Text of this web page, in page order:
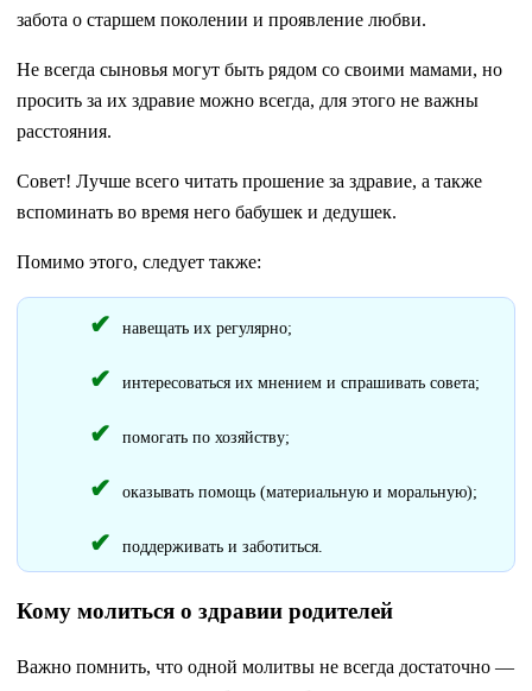
забота о старшем поколении и проявление любви.
Не всегда сыновья могут быть рядом со своими мамами, но
просить за их здравие можно всегда, для этого не важны
расстояния.
Совет! Лучше всего читать прошение за здравие, а также
вспоминать во время него бабушек и дедушек.
Помимо этого, следует также:
навещать их регулярно;
интересоваться их мнением и спрашивать совета;
помогать по хозяйству;
оказывать помощь (материальную и моральную);
поддерживать и заботиться.
Кому молиться о здравии родителей
Важно помнить, что одной молитвы не всегда достаточно —